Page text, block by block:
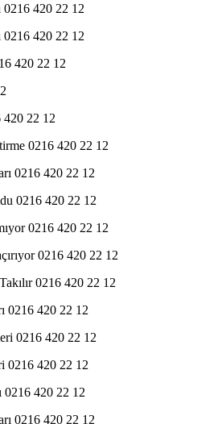
0216 420 22 12
420 22 12
420 22 12
420 22 12
0216 420 22 12
0216 420 22 12
0216 420 22 12
0216 420 22 12
0216 420 22 12
0216 420 22 12
0216 420 22 12
0216 420 22 12
0216 420 22 12
0216 420 22 12
0216 420 22 12